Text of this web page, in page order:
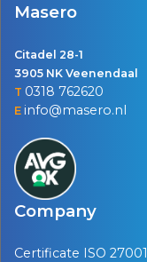
Masero
Citadel 28-1
3905 NK Veenendaal
T 0318 762620
E info@masero.nl
Company
Certificate ISO 27001